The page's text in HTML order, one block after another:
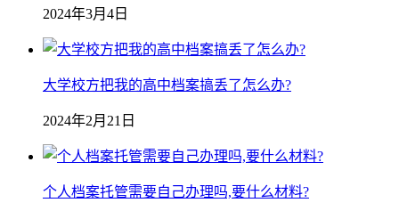
2024年3月4日
大学校方把我的高中档案搞丢了怎么办?
2024年2月21日
个人档案托管需要自己办理吗,要什么材料?